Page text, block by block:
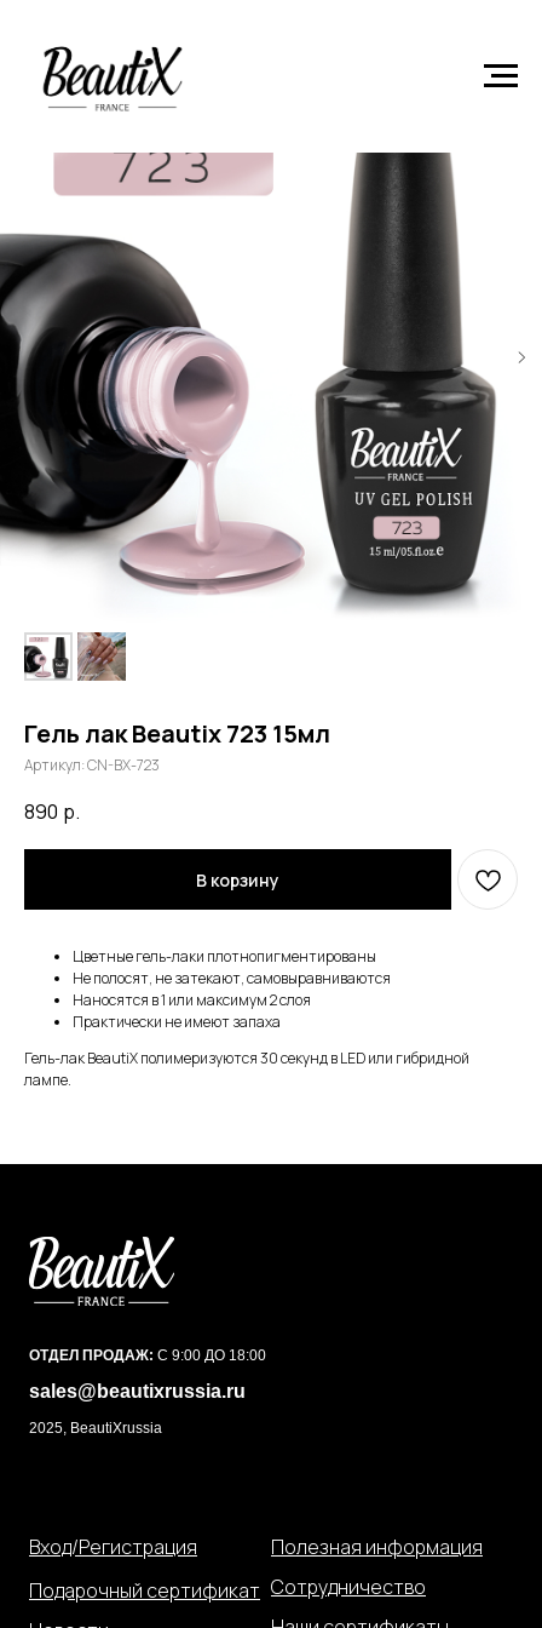
Гель лак Beautix 723 15мл
Артикул:CN-BX-723
890 р.
В корзину
Цветные гель-лаки плотнопигментированы
Не полосят, не затекают, самовыравниваются
Наносятся в 1 или максимум 2 слоя
Практически не имеют запаха
Гель-лак BeautiX полимеризуются 30 секунд в LED или гибридной
лампе.
ОТДЕЛ ПРОДАЖ: С 9:00 ДО 18:00
sales@beautixrussia.ru
2025, BeautiXrussia
Вход/Регистрация
Подарочный сертификат
Полезная информация
Сотрудничество